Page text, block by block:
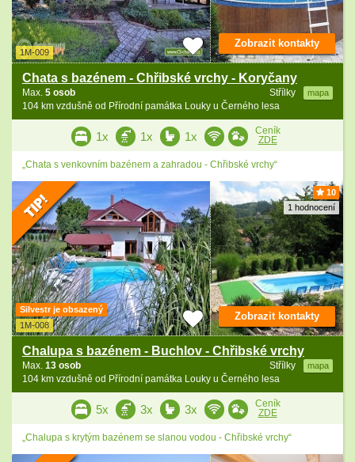
1M-009
Chata s bazénem - Chřibské vrchy - Koryčany
Střílky mapa
Max. 5 osob
104 km vzdušně od Přírodní památka Louky u Černého lesa
Zobrazit kontakty
1x 1x 1x
Ceník
ZDE
„Chata s venkovním bazénem a zahradou - Chřibské vrchy“
10
1 hodnocení
Silvestr je obsazený
1M-008
Chalupa s bazénem - Buchlov - Chřibské vrchy
Střílky mapa
Max. 13 osob
104 km vzdušně od Přírodní památka Louky u Černého lesa
Zobrazit kontakty
5x 3x 3x
Ceník
ZDE
„Chalupa s krytým bazénem se slanou vodou - Chřibské vrchy“